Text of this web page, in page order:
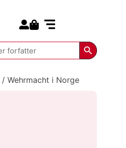
Search
/ Wehrmacht i Norge